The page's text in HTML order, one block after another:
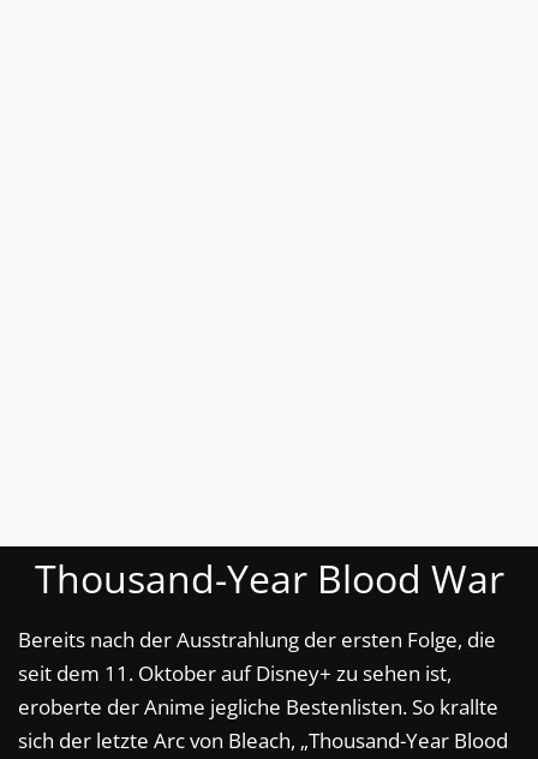
Thousand-Year Blood War
Bereits nach der Ausstrahlung der ersten Folge, die
seit dem 11. Oktober auf Disney+ zu sehen ist,
eroberte der Anime jegliche Bestenlisten. So krallte
sich der letzte Arc von Bleach, „Thousand-Year Blood